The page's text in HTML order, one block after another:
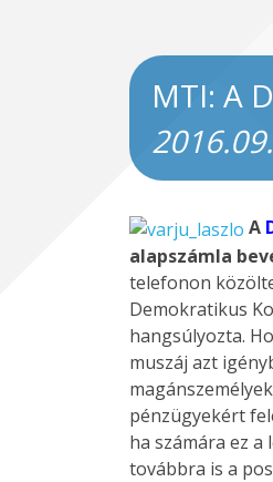
MTI: A
A
alapszámla
telefonon
Demokratikus
hangsúlyozta.
muszáj azt
pénzügyekért
ha számára ez
továbbra is a